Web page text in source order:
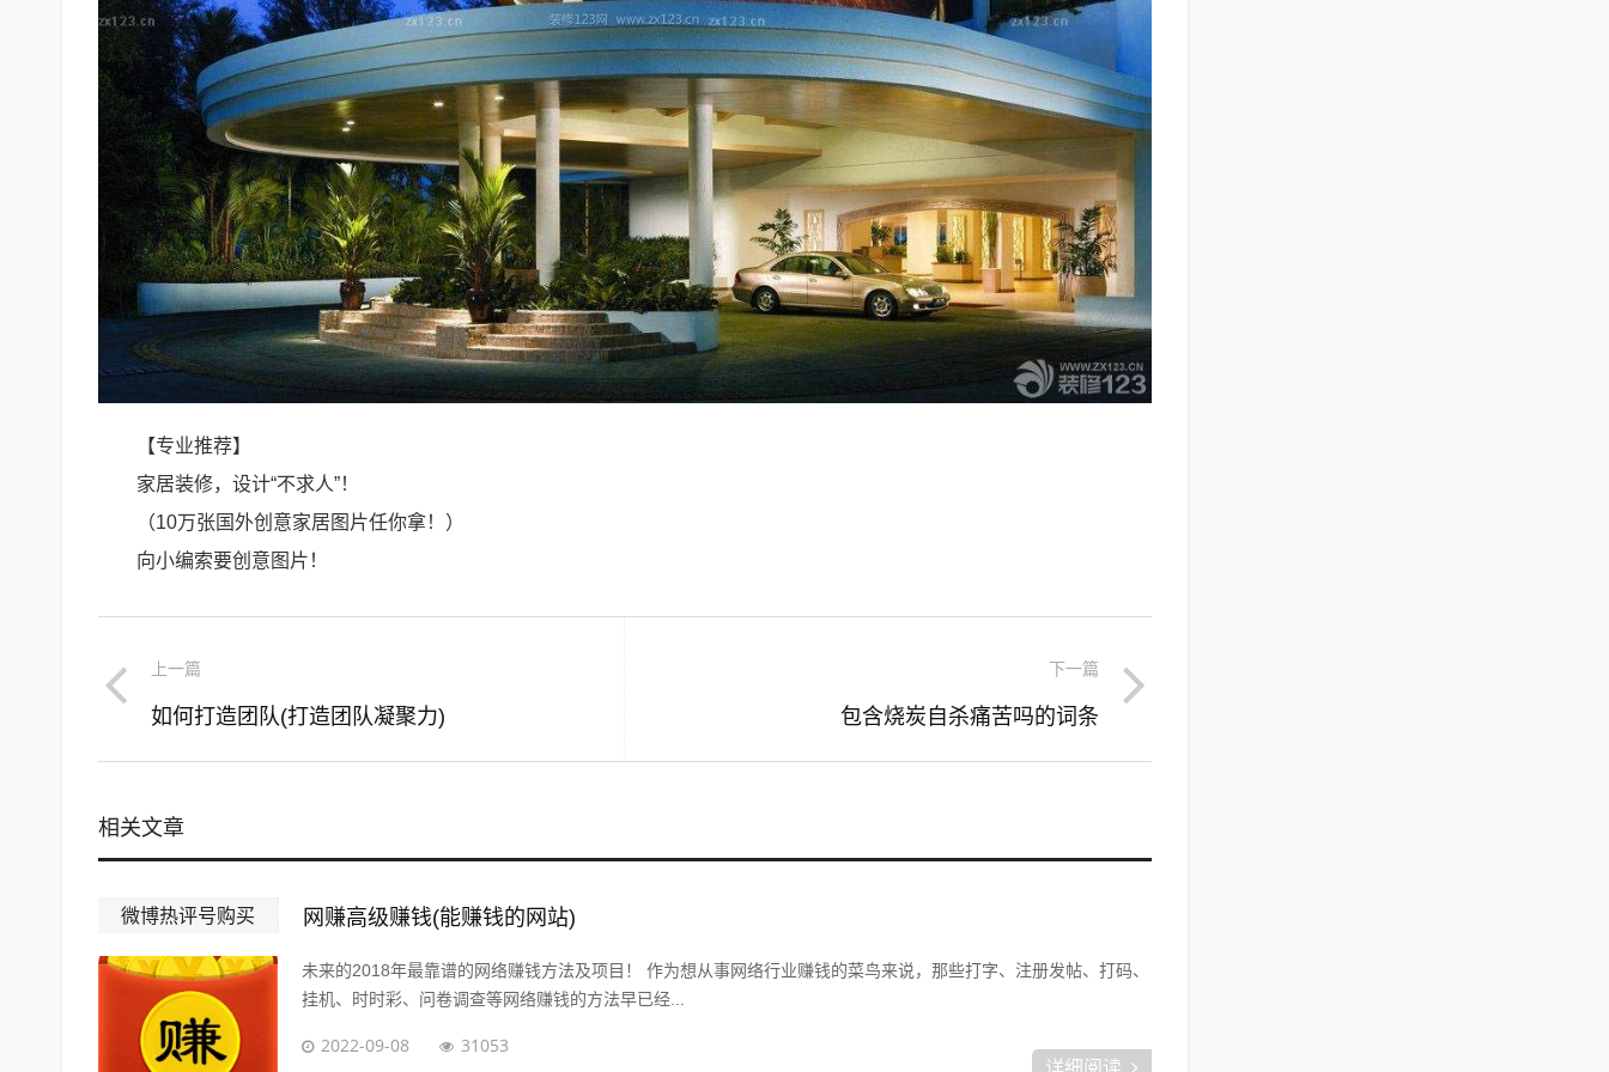
【专业推荐】
家居装修，设计“不求人”！
（10万张国外创意家居图片任你拿！）
向小编索要创意图片！
上一篇
如何打造团队(打造团队凝聚力)
下一篇
包含烧炭自杀痛苦吗的词条
相关文章
微博热评号购买 网赚高级赚钱(能赚钱的网站)
未来的2018年最靠谱的网络赚钱方法及项目！ 作为想从事网络行业赚钱的菜鸟来说，那些打字、注册发帖、打码、
挂机、时时彩、问卷调查等网络赚钱的方法早已经...
2022-09-08 31053